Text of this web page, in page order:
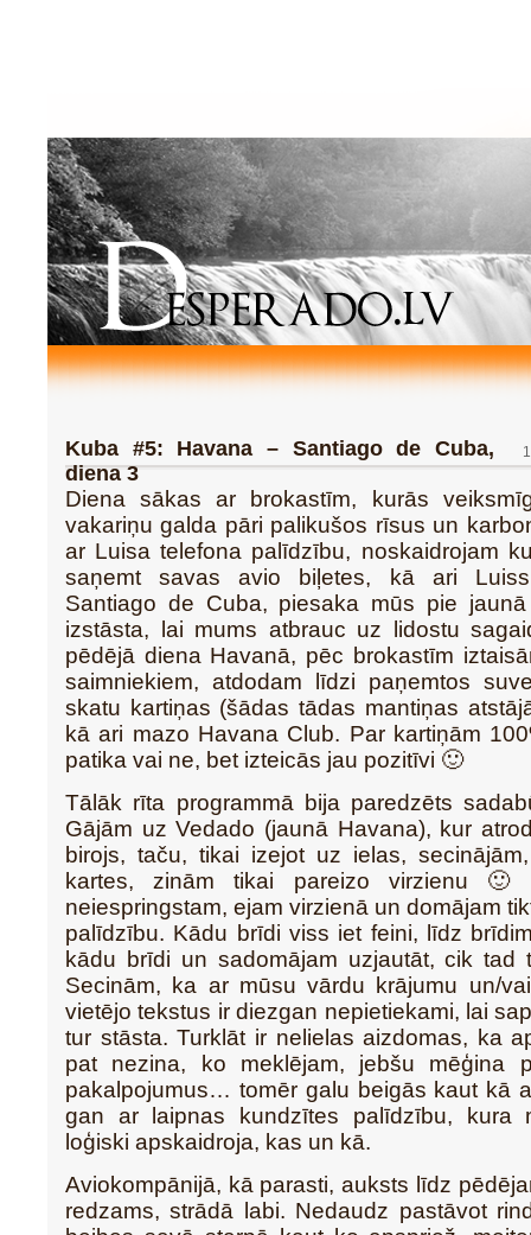
Kuba #5: Havana – Santiago de Cuba,
diena 3
Diena sākas ar brokastīm, kurās
vakariņu galda pāri palikušos rīsus un
ar Luisa telefona palīdzību, noskaidrojam
saņemt savas avio biļetes, kā ari
Santiago de Cuba, piesaka mūs pie
izstāsta, lai mums atbrauc uz lidostu
pēdējā diena Havanā, pēc brokastīm
saimniekiem, atdodam līdzi paņemtos
skatu kartiņas (šādas tādas mantiņas
kā ari mazo Havana Club. Par kartiņām
patika vai ne, bet izteicās jau pozitīvi 🙂
Tālāk rīta programmā bija paredzēts
Gājām uz Vedado (jaunā Havana), kur
birojs, taču, tikai izejot uz ielas,
kartes, zinām tikai pareizo virzienu
neiespringstam, ejam virzienā un domājam
palīdzību. Kādu brīdi viss iet feini, līdz
kādu brīdi un sadomājam uzjautāt, cik tad
Secinām, ka ar mūsu vārdu krājumu un/
vietējo tekstus ir diezgan nepietiekami, lai
tur stāsta. Turklāt ir nelielas aizdomas, ka
pat nezina, ko meklējam, jebšu mēģina
pakalpojumus… tomēr galu beigās kaut kā
gan ar laipnas kundzītes palīdzību, kura
loģiski apskaidroja, kas un kā.
Aviokompānijā, kā parasti, auksts līdz
redzams, strādā labi. Nedaudz pastāvot